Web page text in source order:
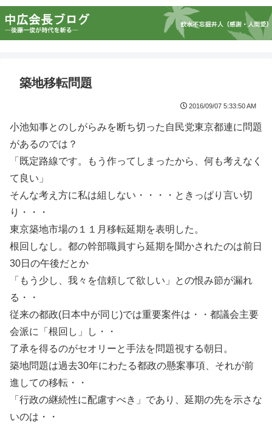
築地移転問題
2016/09/07 5:33:50 AM
小池知事とのしがらみを断ち切った自民党東京都連に問題
があるのでは？
「既定路線です。もう作ってしまったから、何も考えなく
て良い」
そんな考え方に私は組しない・・・・ときっぱり言い切
り・・・
東京築地市場の１１月移転延期を表明した。
根回しなし。都の幹部職員すら延期を聞かされたのは前日
30日の午後だとか
「もう少し、我々を信頼して欲しい」との恨み節が漏れ
る・・
従来の都政(日本中が同じ)では重要案件は・・都議会主要
会派に「根回し」し・・
了承を得るのがセオリーと手法を問題視する朝日。
築地問題は過去30年にわたる都政の懸案事項、それが前
進しての移転・・
「行政の継続性に配慮すべき」であり、延期の先を示さな
いのは・・